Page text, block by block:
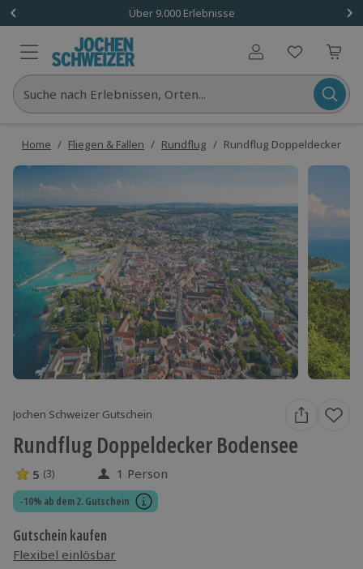
Über 9.000 Erlebnisse
Benutzerkonto
Suche nach Erlebnissen, Orten...
Home / Fliegen & Fallen / Rundflug / Rundflug Doppeldecker
Jochen Schweizer Gutschein
Rundflug Doppeldecker Bodensee
5 Sterne von 5 aus 3 Bewertungen
5 (3) 1 Person
-10% ab dem 2. Gutschein
Gutschein kaufen
Flexibel einlösbar